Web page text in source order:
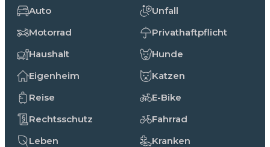
Auto
Motorrad
Haushalt
Eigenheim
Reise
Rechtsschutz
Leben
Unfall
Privathaftpflicht
Hunde
Katzen
E-Bike
Fahrrad
Kranken